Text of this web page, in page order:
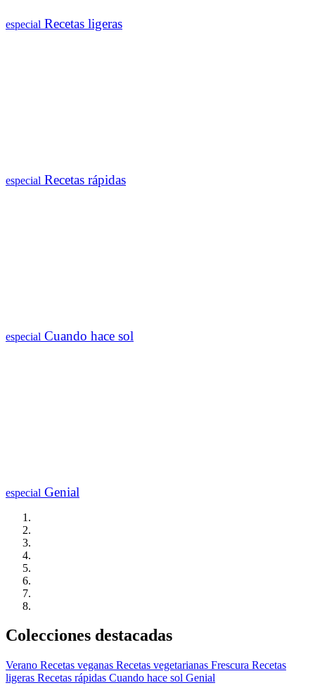
especial Recetas ligeras
especial Recetas rápidas
especial Cuando hace sol
especial Genial
Colecciones destacadas
Verano Recetas veganas Recetas vegetarianas Frescura Recetas
ligeras Recetas rápidas Cuando hace sol Genial